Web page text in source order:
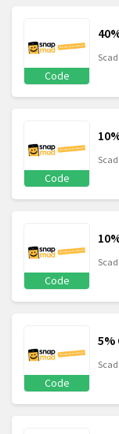
Code
Code
Code
Code
5%